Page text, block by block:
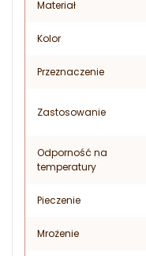
Materiał
Kolor
Przeznaczenie
Zastosowanie
Odporność na
temperatury
Pieczenie
Mrożenie